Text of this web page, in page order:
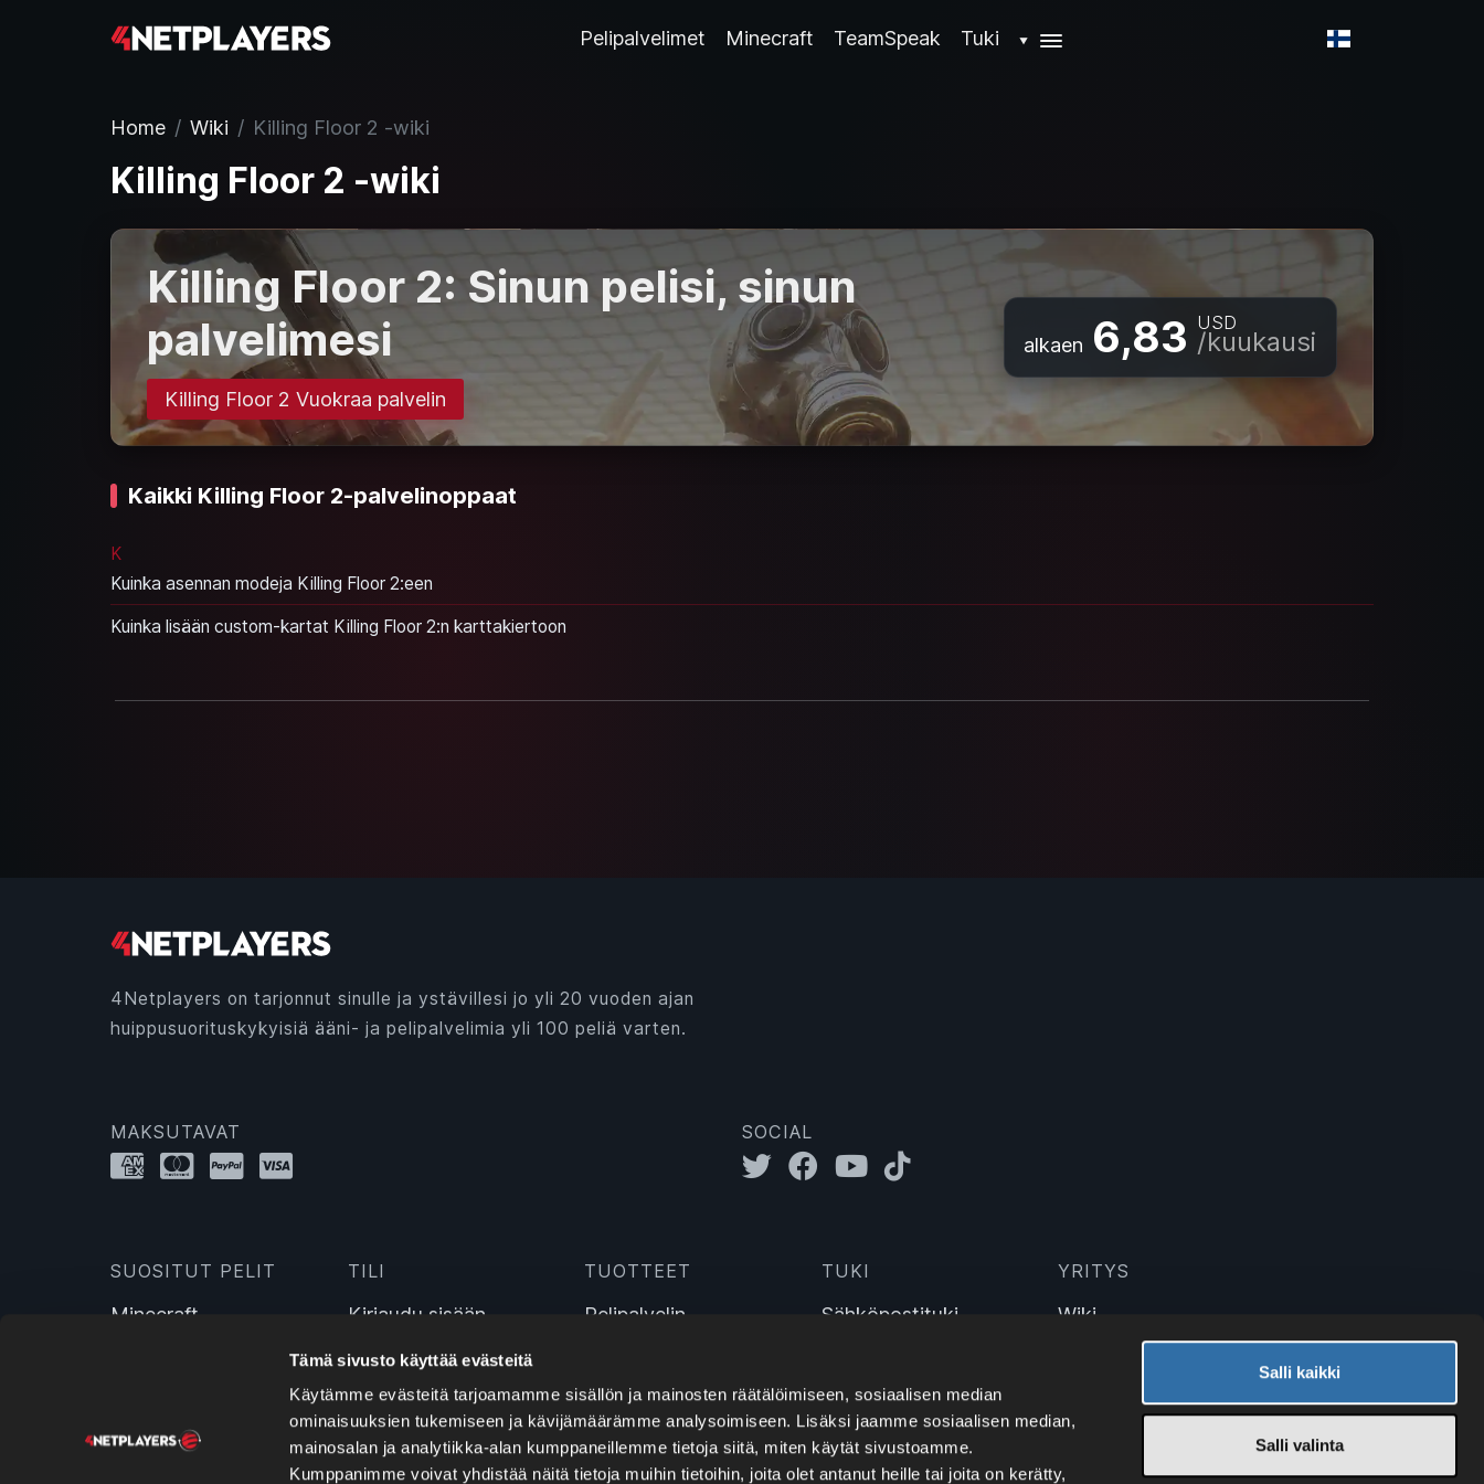
Tämä sivusto käyttää evästeitä
Käytämme evästeitä tarjoamamme sisällön ja mainosten räätälöimiseen, sosiaalisen median
ominaisuuksien tukemiseen ja kävijämäärämme analysoimiseen. Lisäksi jaamme sosiaalisen median,
mainosalan ja analytiikka-alan kumppaneillemme tietoja siitä, miten käytät sivustoamme.
Kumppanimme voivat yhdistää näitä tietoja muihin tietoihin, joita olet antanut heille tai joita on kerätty,
Salli kaikki
Salli valinta
Pelipalvelimet Minecraft TeamSpeak Tuki ▼
Home Wiki Killing Floor 2 -wiki
Killing Floor 2 -wiki
Killing Floor 2: Sinun pelisi, sinun
palvelimesi
Killing Floor 2 Vuokraa palvelin
alkaen 6,83 USD
/kuukausi
Kaikki Killing Floor 2-palvelinoppaat
K
Kuinka asennan modeja Killing Floor 2:een
Kuinka lisään custom-kartat Killing Floor 2:n karttakiertoon
4Netplayers on tarjonnut sinulle ja ystävillesi jo yli 20 vuoden ajan
huippusuorituskykyisiä ääni- ja pelipalvelimia yli 100 peliä varten.
MAKSUTAVAT SOCIAL
SUOSITUT PELIT
Minecraft
Farming Simulator 25
ARK: Survival Evolved
TILI
Kirjaudu sisään
TUOTTEET
Pelipalvelin
TUKI
Sähköpostituki
Wiki
YRITYS
Wiki